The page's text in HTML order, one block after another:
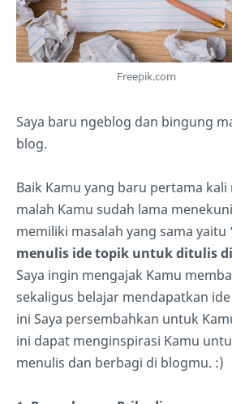
Freepik.com
Saya baru ngeblog dan bingung
blog.
Baik Kamu yang baru pertama
malah Kamu sudah lama
memiliki masalah yang sama yaitu
menulis ide topik untuk ditulis
Saya ingin mengajak Kamu
sekaligus belajar mendapatkan
ini Saya persembahkan untuk
ini dapat menginspirasi Kamu
menulis dan berbagi di blogmu. :)